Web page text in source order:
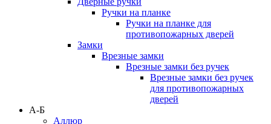
Ручки на планке
Ручки на планке для
противопожарных дверей
Замки
Врезные замки
Врезные замки без ручек
Врезные замки без ручек
для противопожарных
дверей
А-Б
Аллюр